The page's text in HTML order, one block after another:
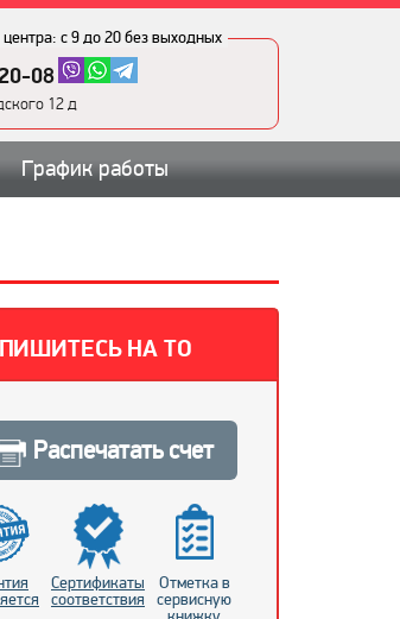
с 9 до 20 без выходных
08
12 д
График работы
НА ТО
Распечатать счет
Сертификаты
соответствия
Отметка в
сервисную